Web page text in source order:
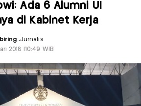
Ada 6 Alumni UI
di Kabinet Kerja
,Jurnalis
2018 |10:49 WIB